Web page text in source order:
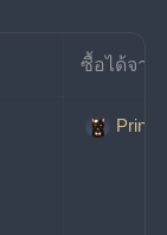
ซื้อได้จาก
Prince